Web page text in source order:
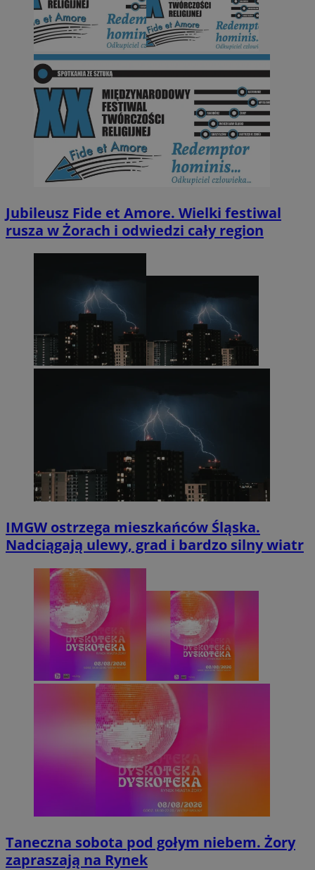
Jubileusz Fide et Amore. Wielki festiwal
rusza w Żorach i odwiedzi cały region
IMGW ostrzega mieszkańców Śląska.
Nadciągają ulewy, grad i bardzo silny wiatr
Taneczna sobota pod gołym niebem. Żory
zapraszają na Rynek